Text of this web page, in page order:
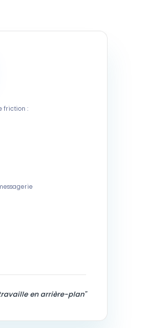
friction :
en arrière-plan"